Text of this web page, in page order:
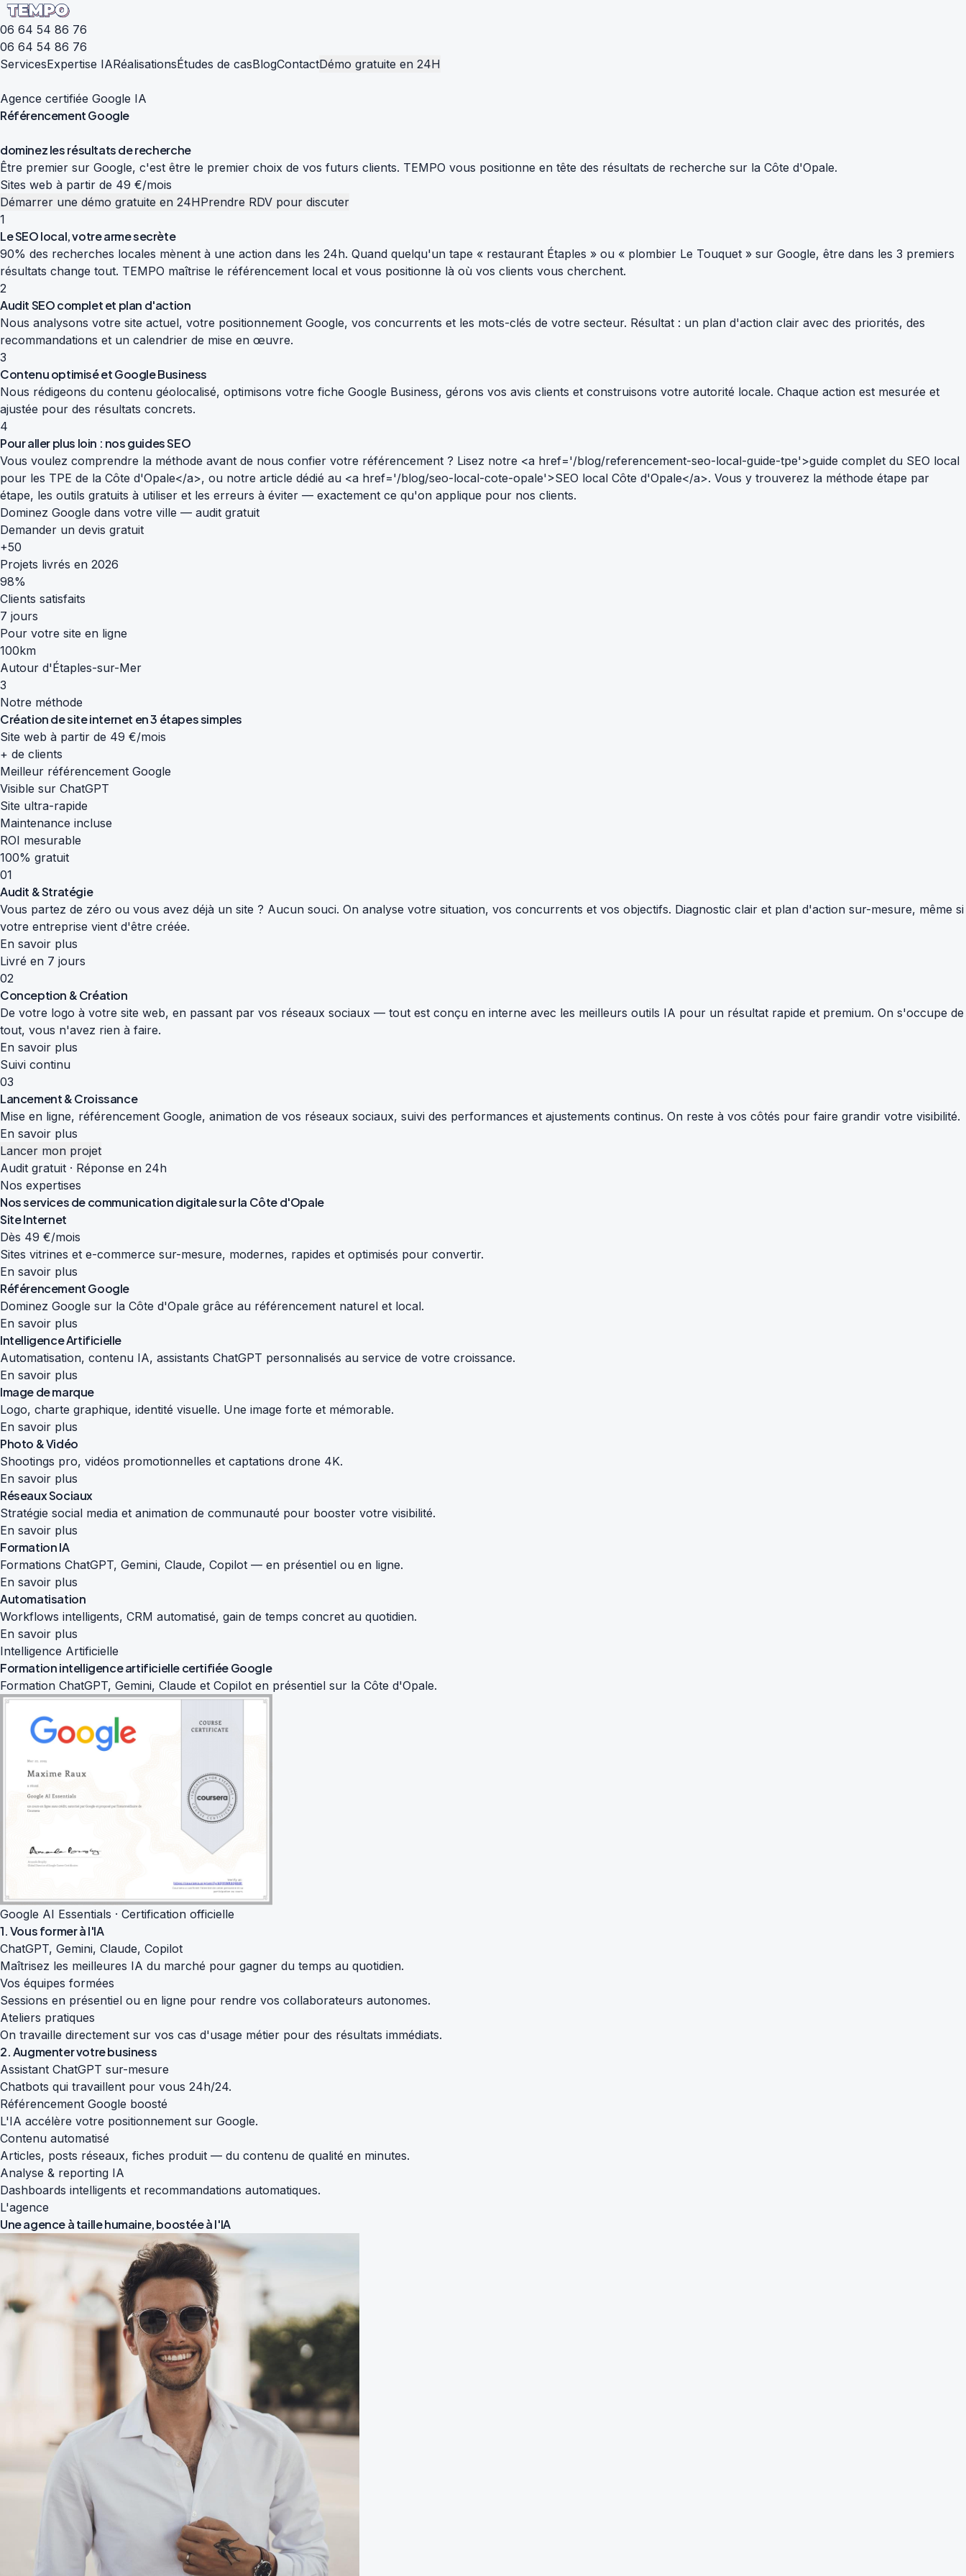
06 64 54 86 76
06 64 54 86 76
ServicesExpertise IARéalisationsÉtudes de casBlogContactDémo gratuite en 24H
Agence certifiée Google IA
RéférencementGoogle
dominezlesrésultatsderecherche
Être premier sur Google, c'est être le premier choix de vos futurs clients. TEMPO vous positionne en tête des résultats de recherche sur la Côte d'Opale.
Sites web à partir de 49 €/mois
Démarrer une démo gratuite en 24HPrendre RDV pour discuter
1
Le SEO local, votre arme secrète
90% des recherches locales mènent à une action dans les 24h. Quand quelqu'un tape « restaurant Étaples » ou « plombier Le Touquet » sur Google, être dans les 3 premiers
résultats change tout. TEMPO maîtrise le référencement local et vous positionne là où vos clients vous cherchent.
2
Audit SEO complet et plan d'action
Nous analysons votre site actuel, votre positionnement Google, vos concurrents et les mots-clés de votre secteur. Résultat : un plan d'action clair avec des priorités, des
recommandations et un calendrier de mise en œuvre.
3
Contenu optimisé et Google Business
Nous rédigeons du contenu géolocalisé, optimisons votre fiche Google Business, gérons vos avis clients et construisons votre autorité locale. Chaque action est mesurée et
ajustée pour des résultats concrets.
4
Pour aller plus loin : nos guides SEO
Vous voulez comprendre la méthode avant de nous confier votre référencement ? Lisez notre <a href='/blog/referencement-seo-local-guide-tpe'>guide complet du SEO local
pour les TPE de la Côte d'Opale</a>, ou notre article dédié au <a href='/blog/seo-local-cote-opale'>SEO local Côte d'Opale</a>. Vous y trouverez la méthode étape par
étape, les outils gratuits à utiliser et les erreurs à éviter — exactement ce qu'on applique pour nos clients.
Dominez Google dans votre ville — audit gratuit
Demander un devis gratuit
+50
Projets livrés en 2026
98%
Clients satisfaits
7 jours
Pour votre site en ligne
100km
Autour d'Étaples-sur-Mer
3
Notre méthode
Création de site internet en3 étapes simples
Site web à partir de 49 €/mois
+ de clients
Meilleur référencement Google
Visible sur ChatGPT
Site ultra-rapide
Maintenance incluse
ROI mesurable
100% gratuit
01
Audit & Stratégie
Vous partez de zéro ou vous avez déjà un site ? Aucun souci. On analyse votre situation, vos concurrents et vos objectifs. Diagnostic clair et plan d'action sur-mesure, même si
votre entreprise vient d'être créée.
En savoir plus
Livré en 7 jours
02
Conception & Création
De votre logo à votre site web, en passant par vos réseaux sociaux — tout est conçu en interne avec les meilleurs outils IA pour un résultat rapide et premium. On s'occupe de
tout, vous n'avez rien à faire.
En savoir plus
Suivi continu
03
Lancement & Croissance
Mise en ligne, référencement Google, animation de vos réseaux sociaux, suivi des performances et ajustements continus. On reste à vos côtés pour faire grandir votre visibilité.
En savoir plus
Lancer mon projet
Audit gratuit · Réponse en 24h
Nos expertises
Nos services decommunication digitalesur la Côte d'Opale
Site Internet
Dès 49 €/mois
Sites vitrines et e-commerce sur-mesure, modernes, rapides et optimisés pour convertir.
En savoir plus
Référencement Google
Dominez Google sur la Côte d'Opale grâce au référencement naturel et local.
En savoir plus
Intelligence Artificielle
Automatisation, contenu IA, assistants ChatGPT personnalisés au service de votre croissance.
En savoir plus
Image de marque
Logo, charte graphique, identité visuelle. Une image forte et mémorable.
En savoir plus
Photo & Vidéo
Shootings pro, vidéos promotionnelles et captations drone 4K.
En savoir plus
Réseaux Sociaux
Stratégie social media et animation de communauté pour booster votre visibilité.
En savoir plus
Formation IA
Formations ChatGPT, Gemini, Claude, Copilot — en présentiel ou en ligne.
En savoir plus
Automatisation
Workflows intelligents, CRM automatisé, gain de temps concret au quotidien.
En savoir plus
Intelligence Artificielle
Formation intelligence artificiellecertifiée Google
Formation ChatGPT, Gemini, Claude et Copilot en présentiel sur la Côte d'Opale.
Google AI Essentials · Certification officielle
1. Vous former à l'IA
ChatGPT, Gemini, Claude, Copilot
Maîtrisez les meilleures IA du marché pour gagner du temps au quotidien.
Vos équipes formées
Sessions en présentiel ou en ligne pour rendre vos collaborateurs autonomes.
Ateliers pratiques
On travaille directement sur vos cas d'usage métier pour des résultats immédiats.
2. Augmenter votre business
Assistant ChatGPT sur-mesure
Chatbots qui travaillent pour vous 24h/24.
Référencement Google boosté
L'IA accélère votre positionnement sur Google.
Contenu automatisé
Articles, posts réseaux, fiches produit — du contenu de qualité en minutes.
Analyse & reporting IA
Dashboards intelligents et recommandations automatiques.
L'agence
Une agence à taille humaine,boostée à l'IA